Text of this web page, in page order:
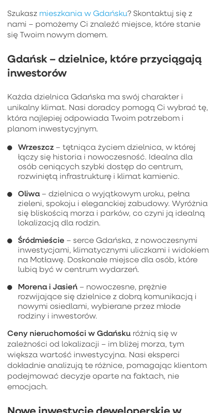
Szukasz mieszkania w Gdańsku? Skontaktuj się z
nami – pomożemy Ci znaleźć miejsce, które stanie
się Twoim nowym domem.
Gdańsk – dzielnice, które przyciągają
inwestorów
Każda dzielnica Gdańska ma swój charakter i
unikalny klimat. Nasi doradcy pomogą Ci wybrać tę,
która najlepiej odpowiada Twoim potrzebom i
planom inwestycyjnym.
Wrzeszcz – tętniąca życiem dzielnica, w której
łączy się historia i nowoczesność. Idealna dla
osób ceniących szybki dostęp do centrum,
rozwiniętą infrastrukturę i klimat kamienic.
Oliwa – dzielnica o wyjątkowym uroku, pełna
zieleni, spokoju i eleganckiej zabudowy. Wyróżnia
się bliskością morza i parków, co czyni ją idealną
lokalizacją dla rodzin.
Śródmieście – serce Gdańska, z nowoczesnymi
inwestycjami, klimatycznymi uliczkami i widokiem
na Motławę. Doskonałe miejsce dla osób, które
lubią być w centrum wydarzeń.
Morena i Jasień – nowoczesne, prężnie
rozwijające się dzielnice z dobrą komunikacją i
nowymi osiedlami, wybierane przez młode
rodziny i inwestorów.
Ceny nieruchomości w Gdańsku różnią się w
zależności od lokalizacji – im bliżej morza, tym
większa wartość inwestycyjna. Nasi eksperci
dokładnie analizują te różnice, pomagając klientom
podejmować decyzje oparte na faktach, nie
emocjach.